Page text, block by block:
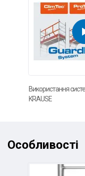
Використання
KRAUSE
Особливості